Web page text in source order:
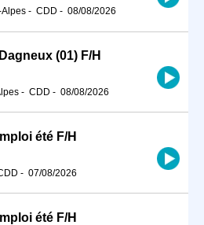
Alpes - CDD - 08/08/2026
(01) F/H
- CDD - 08/08/2026
été F/H
- 07/08/2026
été F/H